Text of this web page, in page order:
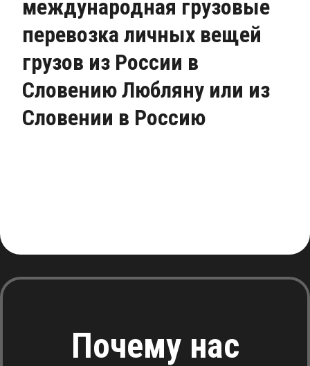
международная грузовые
перевозка личных вещей
грузов из России в
Словению Любляну или из
Словении в Россию
Почему нас